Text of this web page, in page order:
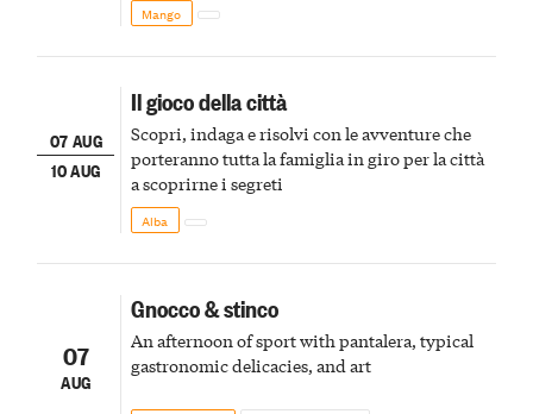
Mango
07 AUG
10 AUG
Il gioco della città
Scopri, indaga e risolvi con le avventure che
porteranno tutta la famiglia in giro per la città
a scoprirne i segreti
Alba
07
AUG
Gnocco & stinco
An afternoon of sport with pantalera, typical
gastronomic delicacies, and art